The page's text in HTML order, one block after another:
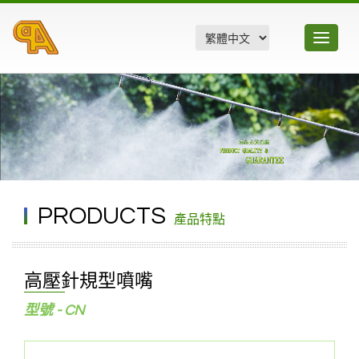
Toggle
PRODUCTS 產品特點
高壓針規型噴嘴
型號 - CN